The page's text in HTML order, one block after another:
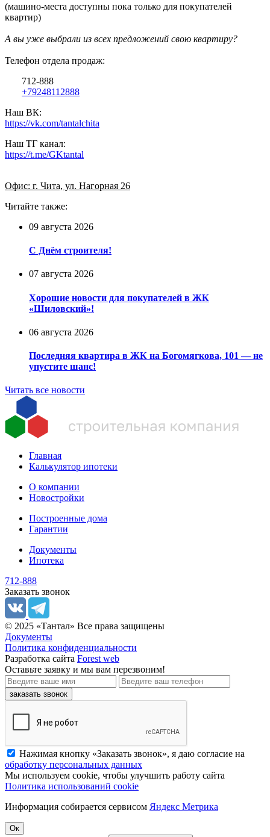
(машино-места доступны пока только для покупателей
квартир)
А вы уже выбрали из всех предложений свою квартиру?
Телефон отдела продаж:
712-888
+79248112888
Наш ВК:
https://vk.com/tantalchita
Наш ТГ канал:
https://t.me/GKtantal
Офис: г. Чита, ул. Нагорная 26
Читайте также:
09 августа 2026
С Днём строителя!
07 августа 2026
Хорошие новости для покупателей в ЖК
«Шиловский»!
06 августа 2026
Последняя квартира в ЖК на Богомягкова, 101 — не
упустите шанс!
Читать все новости
Главная
Калькулятор ипотеки
О компании
Новостройки
Построенные дома
Гарантии
Документы
Ипотека
712-888
Заказать звонок
© 2025 «Тантал» Все права защищены
Документы
Политика конфиденциальности
Разработка сайта Forest web
Оставьте заявку и мы вам перезвоним!
заказать звонок
Нажимая кнопку «Заказать звонок», я даю согласие на
обработку персональных данных
Мы используем cookie, чтобы улучшить работу сайта
Политика использований cookie
Информация собирается сервисом Яндекс Метрика
Ок